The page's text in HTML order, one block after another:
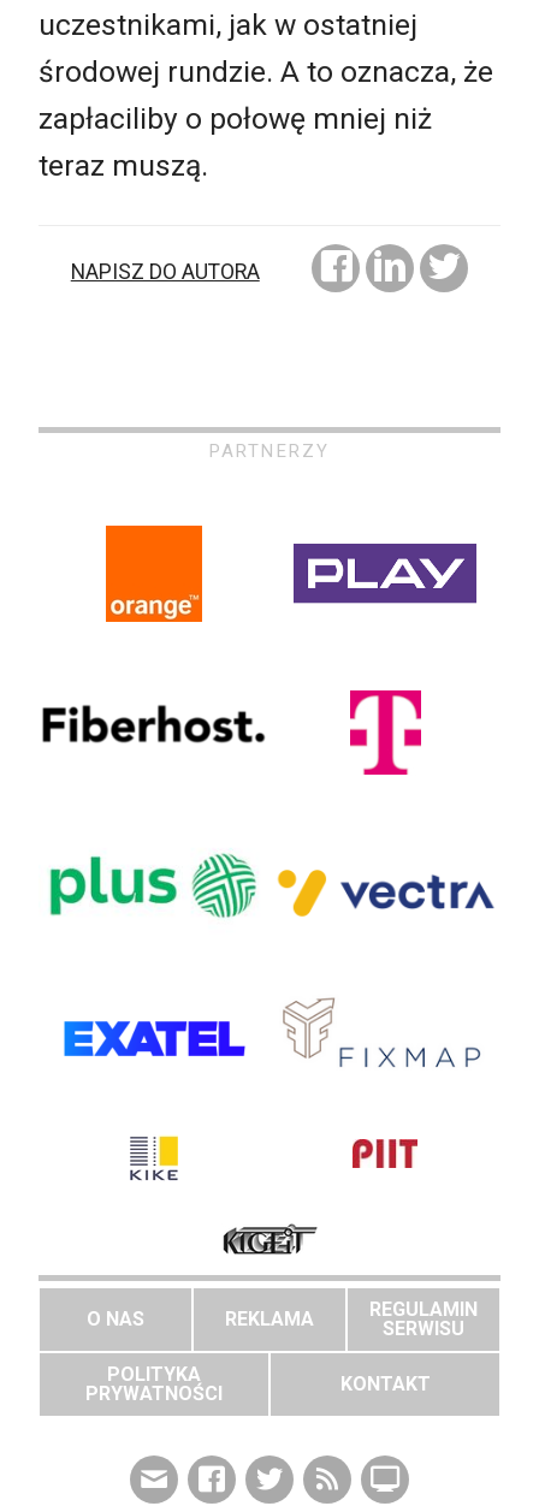
uczestnikami, jak w ostatniej
środowej rundzie. A to oznacza, że
zapłaciliby o połowę mniej niż
teraz muszą.
NAPISZ DO AUTORA
PARTNERZY
O NAS REKLAMA
REGULAMIN
SERWISU
POLITYKA
PRYWATNOŚCI
KONTAKT